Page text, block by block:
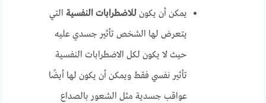
يمكن أن يكونللاضطرابات النفسية التي
يتعرض لها الشخص تأثير جسدي عليه
حيث لا يكون لكل الاضطرابات النفسية
تأثير نفسي فقط ويمكن أن يكون لها أيضًا
عواقب جسدية مثل الشعور بالصداع